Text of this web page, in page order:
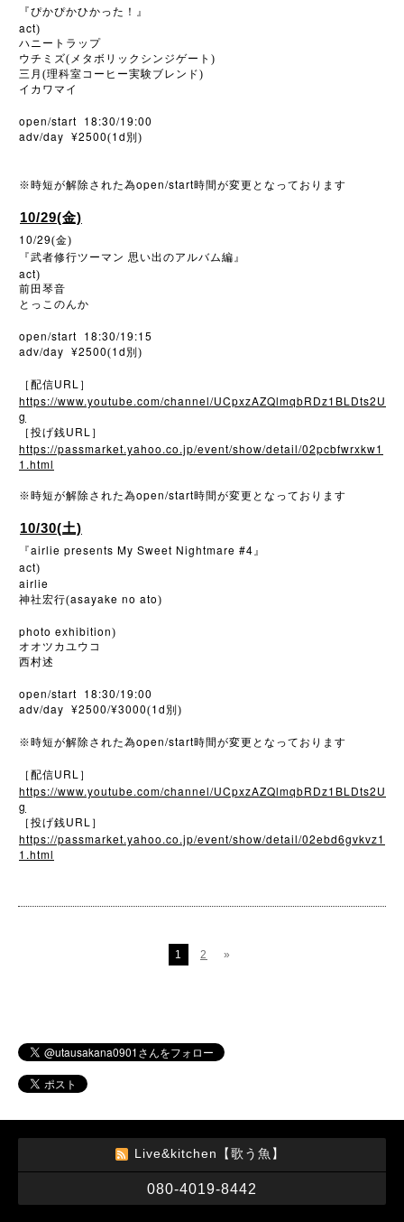
『ぴかぴかひかった！』
act)
ハニートラップ
ウチミズ(メタボリックシンジゲート)
三月(理科室コーヒー実験ブレンド)
イカワマイ
open/start 18:30/19:00
adv/day ¥2500(1d 別)
※時短が解除された為open/start時間が変更となっております
10/29(金)
10/29(金)
『武者修行ツーマン 思い出のアルバム編』
act)
前田琴音
とっこのんか
open/start 18:30/19:15
adv/day ¥2500(1d 別)
［配信URL ］
https://www.youtube.com/channel/UCpxzAZQlmqbRDz1BLDts2U
g
［投げ銭URL ］
https://passmarket.yahoo.co.jp/event/show/detail/02pcbfwrxkw1
1.html
※時短が解除された為open/start時間が変更となっております
10/30(土)
『airlie presents My Sweet Nightmare #4』
act)
airlie
神社宏行(asayake no ato)
photo exhibition)
オオツカユウコ
西村述
open/start 18:30/19:00
adv/day ¥2500/¥3000(1d 別)
※時短が解除された為open/start時間が変更となっております
［配信URL ］
https://www.youtube.com/channel/UCpxzAZQlmqbRDz1BLDts2U
g
［投げ銭URL ］
https://passmarket.yahoo.co.jp/event/show/detail/02ebd6gvkvz1
1.html
1 2 »
Live&kitchen【歌う魚】
080-4019-8442